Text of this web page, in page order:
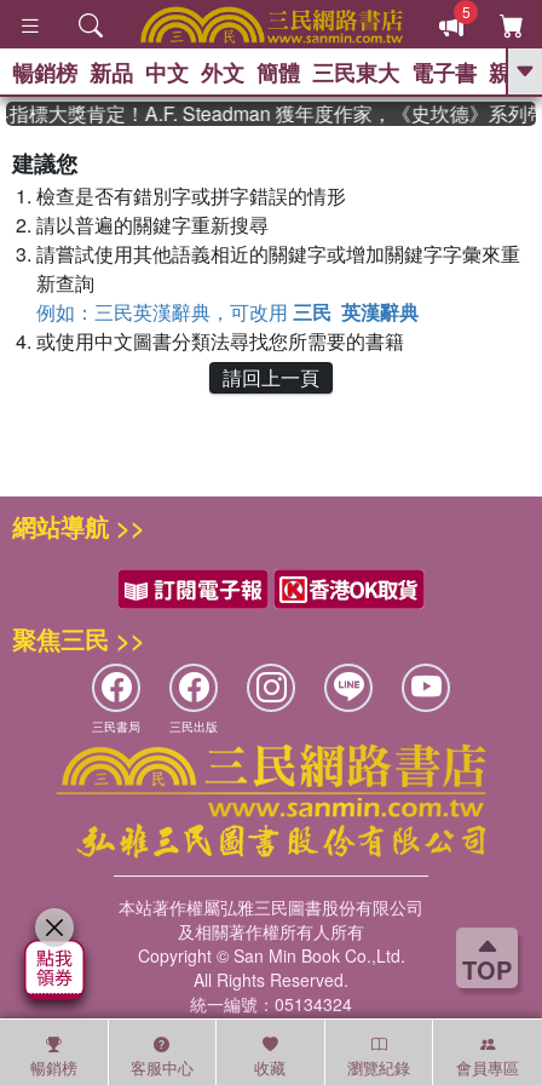
TOP
5
GO
繡 、 暑期推薦
李登輝時代
、 偉大的迷走神經 、 如果歷史是一
、
暢銷榜 新品 中文 外文 簡體 三民東大 電子書 親子
標大獎肯定！A.F. Steadman 獲年度作家，《史坎德》系列
建議您
檢查是否有錯別字或拼字錯誤的情形
請以普遍的關鍵字重新搜尋
請嘗試使用其他語義相近的關鍵字或增加關鍵字字彙來重
新查詢
例如：三民英漢辭典，可改用 三民 英漢辭典
或使用中文圖書分類法尋找您所需要的書籍
請回上一頁
暢銷榜 客服中心 收藏 瀏覽紀錄 會員專區
網站導航 >>
聚焦三民 >>
三民書局 三民出版
本站著作權屬弘雅三民圖書股份有限公司
及相關著作權所有人所有
Copyright © San Min Book Co.,Ltd.
All Rights Reserved.
統一編號：05134324